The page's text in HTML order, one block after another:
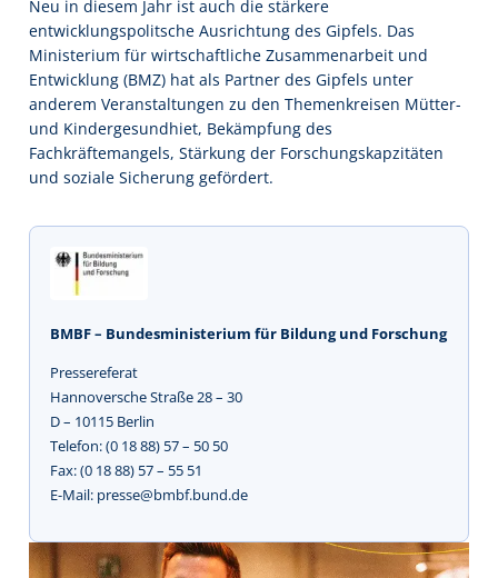
Neu in diesem Jahr ist auch die stärkere
entwicklungspolitsche Ausrichtung des Gipfels. Das
Ministerium für wirtschaftliche Zusammenarbeit und
Entwicklung (BMZ) hat als Partner des Gipfels unter
anderem Veranstaltungen zu den Themenkreisen Mütter-
und Kindergesundhiet, Bekämpfung des
Fachkräftemangels, Stärkung der Forschungskapzitäten
und soziale Sicherung gefördert.
BMBF – Bundesministerium für Bildung und Forschung
Pressereferat
Hannoversche Straße 28 – 30
D – 10115 Berlin
Telefon: (0 18 88) 57 – 50 50
Fax: (0 18 88) 57 – 55 51
E-Mail: presse@bmbf.bund.de